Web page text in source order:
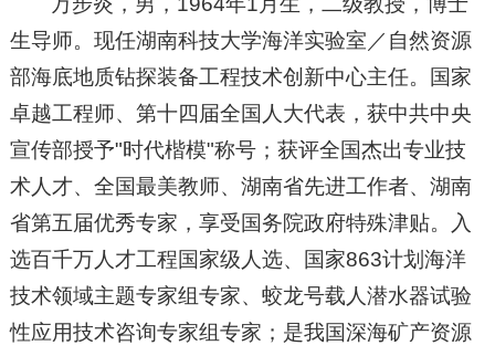
生导师。现任湖南科技大学海洋实验室／自然资源
部海底地质钻探装备工程技术创新中心主任。国家
卓越工程师、第十四届全国人大代表，获中共中央
宣传部授予"时代楷模"称号；获评全国杰出专业技
术人才、全国最美教师、湖南省先进工作者、湖南
省第五届优秀专家，享受国务院政府特殊津贴。入
选百千万人才工程国家级人选、国家863计划海洋
技术领域主题专家组专家、蛟龙号载人潜水器试验
性应用技术咨询专家组专家；是我国深海矿产资源